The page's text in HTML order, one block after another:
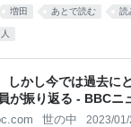
増田 あとで読む 読
人
しかし今では過去に
が振り返る - BBCニ
世の中 2023/01/